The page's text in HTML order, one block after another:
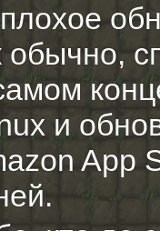
обычно,
и
App